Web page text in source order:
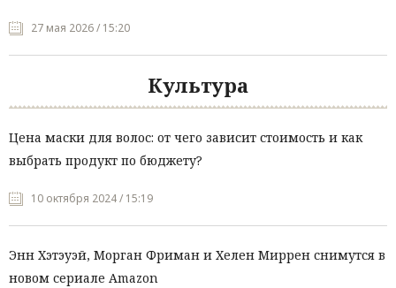
27 мая 2026 / 15:20
Культура
Цена маски для волос: от чего зависит стоимость и как
выбрать продукт по бюджету?
10 октября 2024 / 15:19
Энн Хэтэуэй, Морган Фриман и Хелен Миррен снимутся в
новом сериале Amazon